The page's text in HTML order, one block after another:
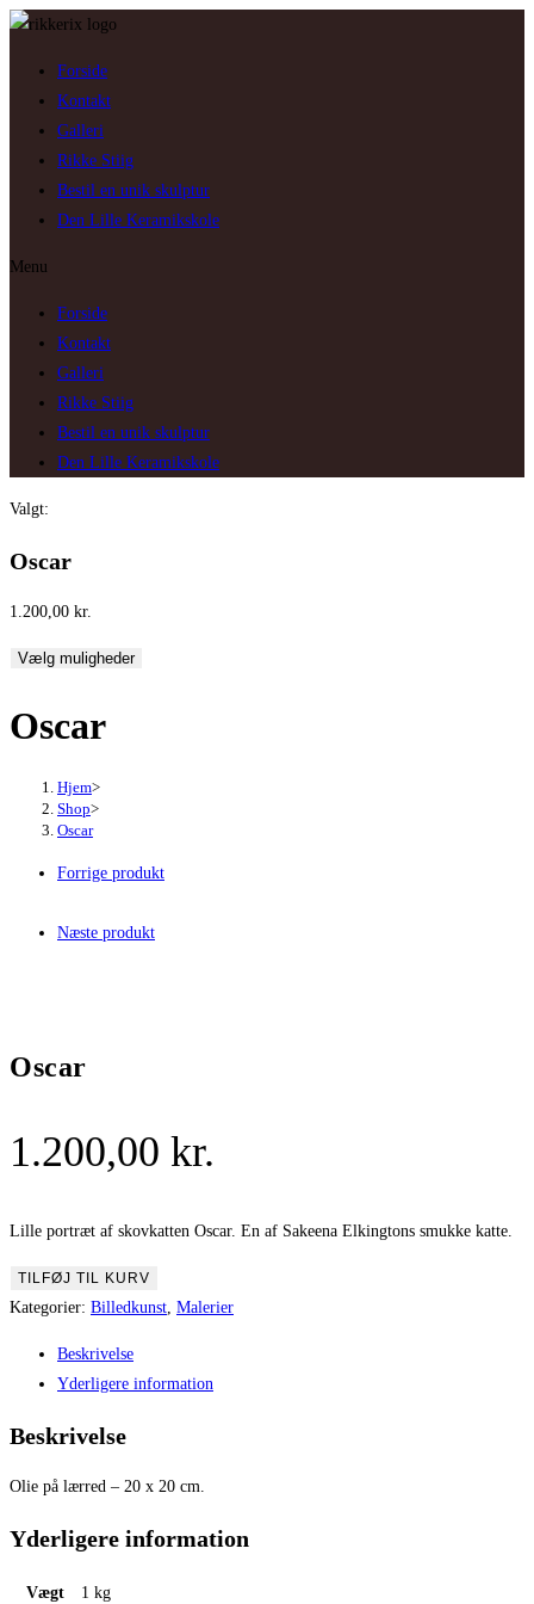
Skip
Forside
Kontakt
Galleri
Rikke Stiig
Bestil en unik skulptur
Den Lille Keramikskole
Menu
Forside
Kontakt
Galleri
Rikke Stiig
Bestil en unik skulptur
Den Lille Keramikskole
Valgt:
Oscar
1.200,00 kr.
Vælg muligheder
Oscar
Hjem>
Shop>
Oscar
Forrige produkt
Næste produkt
Oscar
1.200,00 kr.
Lille portræt af skovkatten Oscar. En af Sakeena Elkingtons smukke katte.
Oscar
antal
TILFØJ TIL KURV
Kategorier: Billedkunst Malerier
Beskrivelse
Yderligere information
Beskrivelse
Olie på lærred – 20 x 20 cm.
Yderligere information
Vægt
1 kg